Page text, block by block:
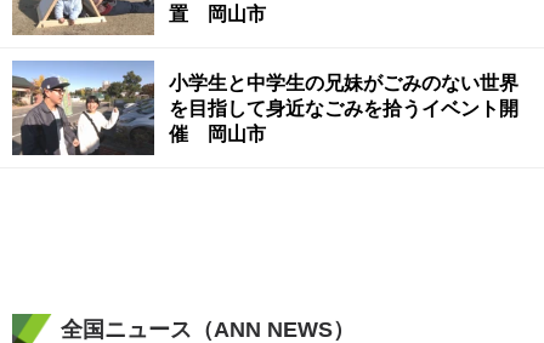
置 岡山市
小学生と中学生の兄妹がごみのない世界
を目指して身近なごみを拾うイベント開
催 岡山市
全国ニュース（ANN NEWS）